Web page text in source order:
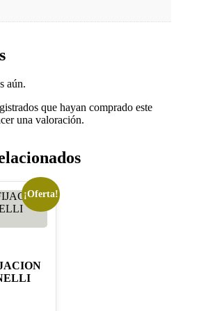
aún.
que hayan comprado este
una valoración.
¡Oferta!